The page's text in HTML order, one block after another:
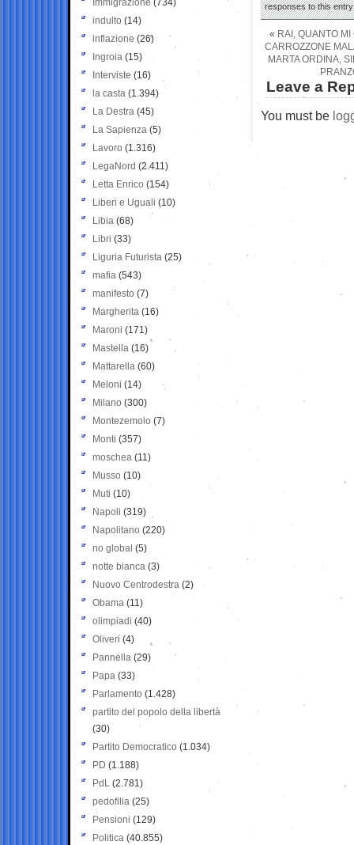
responses to this
« RAI, QUANTO
CARROZZONE
MARTA ORDINA,
Leave a
You must be
Immigrazione (734)
indulto (14)
inflazione (26)
Ingroia (15)
Interviste (16)
la casta (1.394)
La Destra (45)
La Sapienza (5)
Lavoro (1.316)
LegaNord (2.411)
Letta Enrico (154)
Liberi e Uguali (10)
Libia (68)
Libri (33)
Liguria Futurista (25)
mafia (543)
manifesto (7)
Margherita (16)
Maroni (171)
Mastella (16)
Mattarella (60)
Meloni (14)
Milano (300)
Montezemolo (7)
Monti (357)
moschea (11)
Musso (10)
Muti (10)
Napoli (319)
Napolitano (220)
no global (5)
notte bianca (3)
Nuovo Centrodestra (2)
Obama (11)
olimpiadi (40)
Oliveri (4)
Pannella (29)
Papa (33)
Parlamento (1.428)
partito del popolo della libertà
(30)
Partito Democratico (1.034)
PD (1.188)
PdL (2.781)
pedofilia (25)
Pensioni (129)
Politica (40.855)